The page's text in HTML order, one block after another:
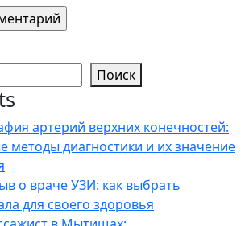
Поиск
артерий верхних конечностей:
методы диагностики и их значение
о враче УЗИ: как выбрать
для своего здоровья